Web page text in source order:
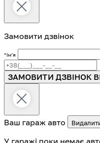
Замовити дзвінок
*Імʼя
ЗАМОВИТИ ДЗВІНОК
Ваш гараж авто
У гаражі поки немає